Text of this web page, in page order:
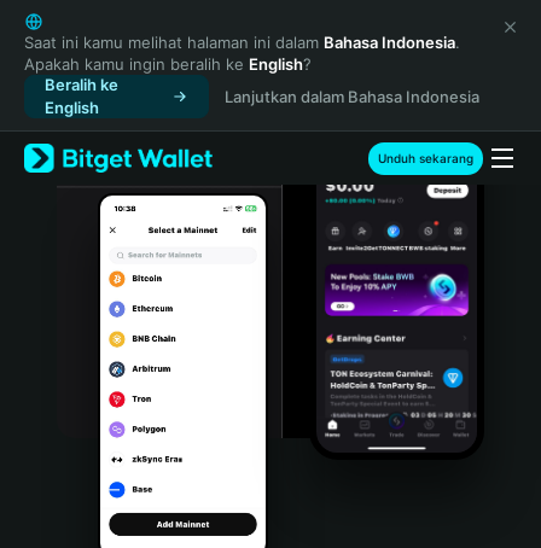
English
日本語
Tiếng Việt
Русский
Español (Latinoamérica)
Türkçe
Italiano
Português (Portugal)
Bahasa Indonesia
Português (Brasil)
Español (Argentina)
Saat ini kamu melihat halaman ini dalam Bahasa Indonesia.
Apakah kamu ingin beralih ke English?
Beralih ke
English
Lanjutkan dalam Bahasa Indonesia
Unduh sekarang